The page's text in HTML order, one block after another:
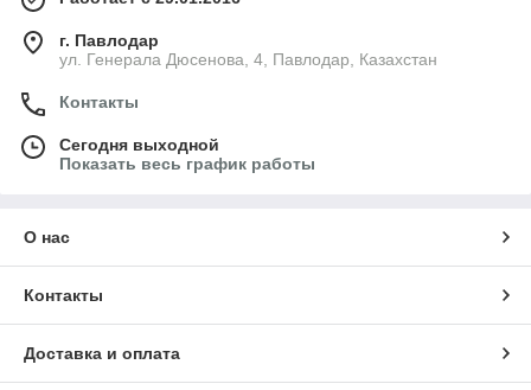
г. Павлодар
ул. Генерала Дюсенова, 4, Павлодар, Казахстан
Контакты
Сегодня выходной
Показать весь график работы
О нас
Контакты
Доставка и оплата